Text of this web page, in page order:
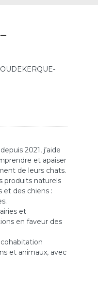
2021, j’aide
et apaiser
de leurs chats.
produits naturels
et des chiens :
et
en faveur des
et animaux, avec